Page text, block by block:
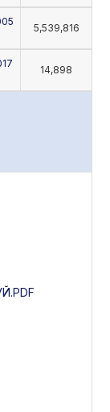
5,539,816
14,898